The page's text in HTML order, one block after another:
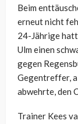
Beim
erneut nicht
24-Jährige
Ulm einen
gegen
Gegentreffer,
abwehrte, den
Trainer Kees